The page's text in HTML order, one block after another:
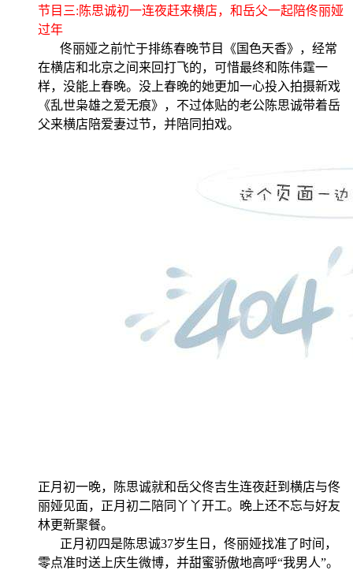
节目三:陈思诚初一连夜赶来横店，和岳父一起陪佟丽娅
过年
佟丽娅之前忙于排练春晚节目《国色天香》，经常
在横店和北京之间来回打飞的，可惜最终和陈伟霆一
样，没能上春晚。没上春晚的她更加一心投入拍摄新戏
《乱世枭雄之爱无痕》，不过体贴的老公陈思诚带着岳
父来横店陪爱妻过节，并陪同拍戏。
正月初一晚，陈思诚就和岳父佟吉生连夜赶到横店与佟
丽娅见面，正月初二陪同丫丫开工。晚上还不忘与好友
林更新聚餐。
正月初四是陈思诚37岁生日，佟丽娅找准了时间，
零点准时送上庆生微博，并甜蜜骄傲地高呼“我男人”。